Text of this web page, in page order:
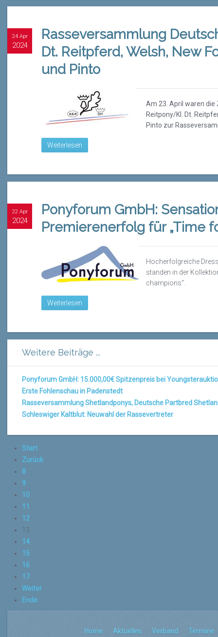
24 Apr
2024
Rasseversammlung
Dt. Reitpferd, Welsh, New
und Pinto
Am 23. April waren die
Reitpony/Kl. Dt.
Pinto zur
Weiterlesen
22 Apr
2024
Ponyforum GmbH:
Premierenerfolg für „Time
Hocherfolgreiche
standen in der
champions“.
Weiterlesen
Weitere Beiträge ...
Ponyforum GmbH: 15.000,00€ Spitzenpreis bei
Erste Fohlenschau in Padenstedt
Rasseversammlung Shetlandponys, Deutsche Partbred
Schleswiger Kaltblut: Neuwahl der Rassevertreter
Start
Zurück
8
9
10
11
12
13
14
15
16
17
Weiter
Ende
Home Aktuelles Verband Termine